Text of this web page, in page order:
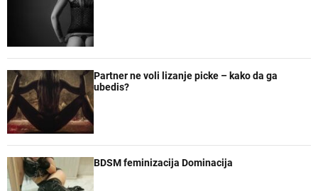
Partner ne voli lizanje picke – kako da ga
ubedis?
BDSM feminizacija Dominacija